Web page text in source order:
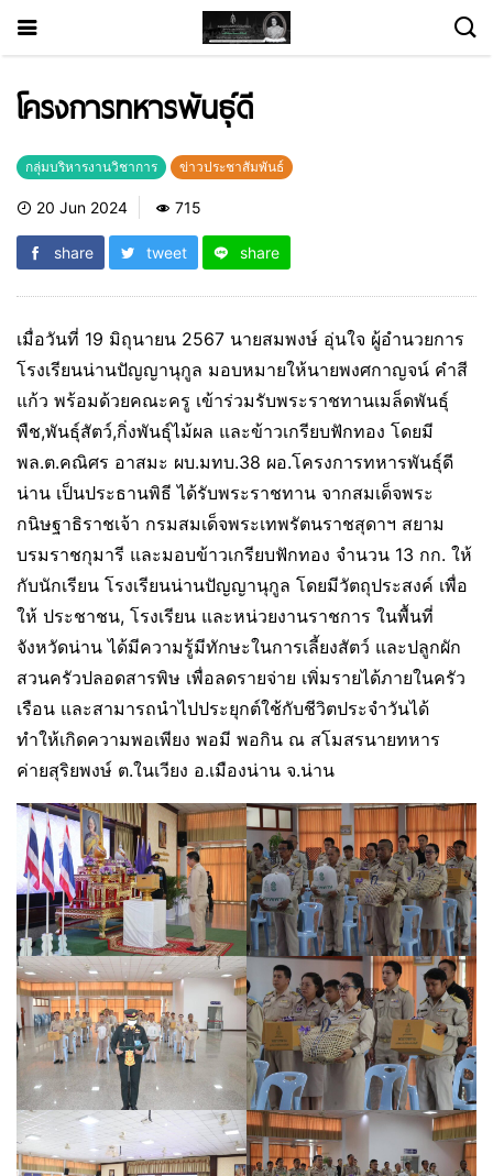
โครงการทหารพันธุ์​ดี
กลุ่มบริหารงานวิชาการ ข่าวประชาสัมพันธ์
20 Jun 2024 715
share tweet share
เมื่อวันที่ 19 มิถุนายน 2567 นายสมพงษ์ อุ่นใจ ผู้อำนวยการ
โรงเรียนน่านปัญญานุกูล มอบหมายให้นายพงศกาญจน์ คำสี
แก้ว พร้อมด้วยคณะครู เข้าร่วมรับพระราชทานเมล็ดพันธุ์
พืช,พันธุ์สัตว์,กิ่งพันธุ์ไม้ผล และข้าวเกรียบฟักทอง โดยมี
พล.ต.คณิศร อาสมะ ผบ.มทบ.38 ผอ.โครงการทหารพันธุ์ดี
น่าน เป็นประธานพิธี ได้รับพระราชทาน จากสมเด็จพระ
กนิษฐาธิราชเจ้า กรมสมเด็จพระเทพรัตนราชสุดาฯ สยาม
บรมราชกุมารี และมอบข้าวเกรียบฟักทอง จำนวน 13 กก. ให้
กับนักเรียน โรงเรียนน่านปัญญานุกูล โดยมีวัตถุประสงค์ เพื่อ
ให้ ประชาชน, โรงเรียน และหน่วยงานราชการ ในพื้นที่
จังหวัดน่าน ได้มีความรู้มีทักษะในการเลี้ยงสัตว์ และปลูกผัก
สวนครัวปลอดสารพิษ เพื่อลดรายจ่าย เพิ่มรายได้ภายในครัว
เรือน และสามารถนำไปประยุกต์ใช้กับชีวิตประจำวันได้
ทำให้เกิดความพอเพียง พอมี พอกิน ณ สโมสรนายทหาร
ค่ายสุริยพงษ์ ต.ในเวียง อ.เมืองน่าน จ.น่าน